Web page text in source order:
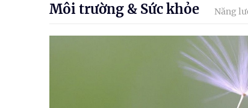
Tầm soát sớm ung thư vú giúp cứu sống
Giải pháp nâng cao thị lực thời hiện đại
Triển khai đồng bộ các giải pháp quản lý
Môi trường & Sức khỏe Năng